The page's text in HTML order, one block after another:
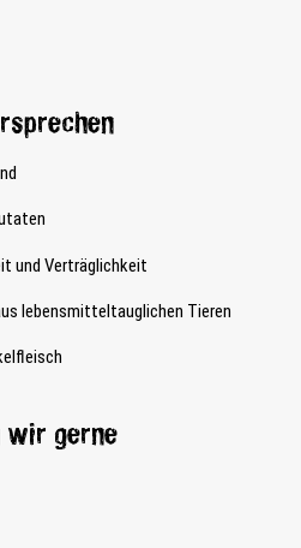
und Verträglichkeit
lebensmitteltauglichen Tieren
wir gerne